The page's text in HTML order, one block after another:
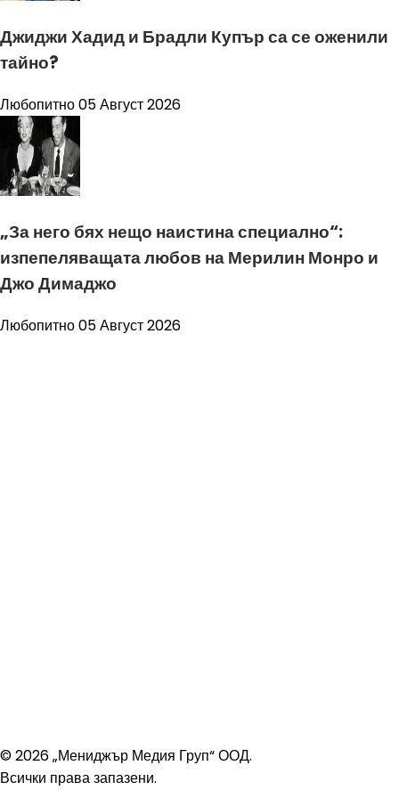
Джиджи Хадид и Брадли Купър са се оженили
тайно?
Любопитно05 Август 2026
„За него бях нещо наистина специално“:
изпепеляващата любов на Мерилин Монро и
Джо Димаджо
Любопитно05 Август 2026
© 2026 „Мениджър Медия Груп“ ООД.
Всички права запазени.